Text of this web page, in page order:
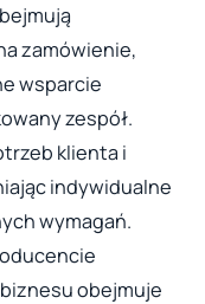
zamówienie,
wsparcie
zespół.
klienta i
indywidualne
wymagań.
obejmuje